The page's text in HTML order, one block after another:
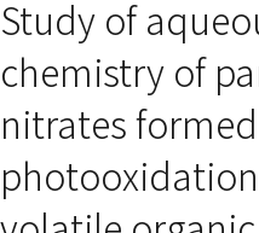
ウで開きます）
ンドウで開きます）
ウインドウで開きます）
Study of
chemistry of
nitrates